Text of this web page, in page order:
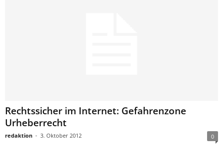
Rechtssicher im Internet: Gefahrenzone
Urheberrecht
redaktion - 3. Oktober 2012 0